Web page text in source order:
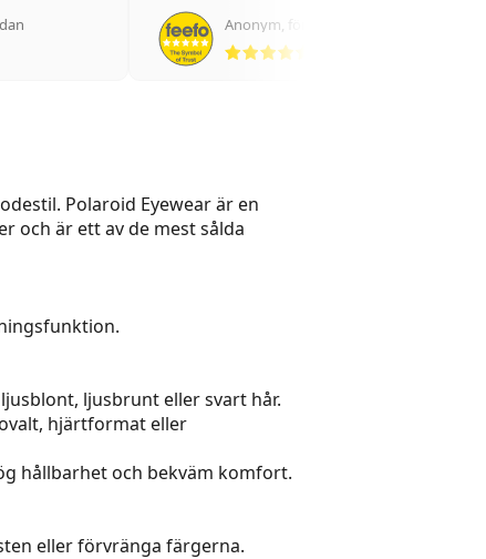
Anonym,
Polaroid Eyewear är en
och är ett av de mest sålda
ljusbrunt eller svart hår.
hjärtformat eller
hållbarhet och bekväm komfort.
eller förvränga färgerna.